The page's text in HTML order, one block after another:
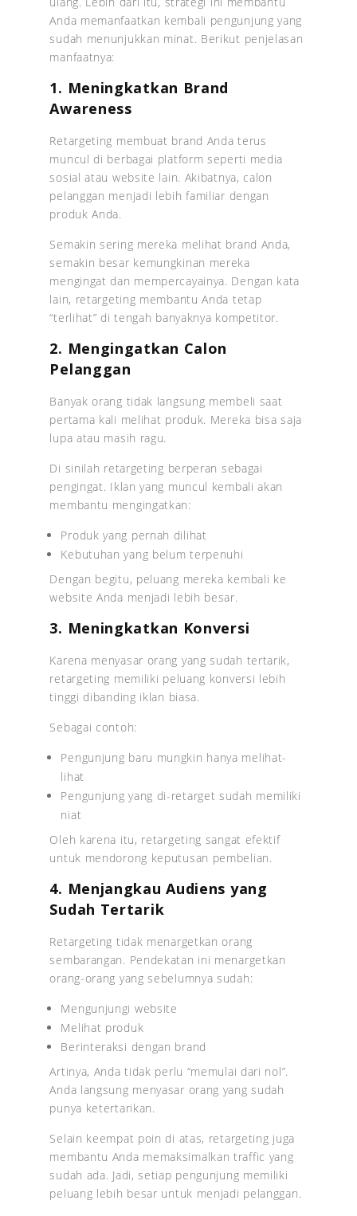
Anda memanfaatkan kembali pengunjung yang
sudah menunjukkan minat. Berikut penjelasan
manfaatnya:
1. Meningkatkan Brand
Awareness
Retargeting membuat brand Anda terus
muncul di berbagai platform seperti media
sosial atau website lain. Akibatnya, calon
pelanggan menjadi lebih familiar dengan
produk Anda.
Semakin sering mereka melihat brand Anda,
semakin besar kemungkinan mereka
mengingat dan mempercayainya. Dengan kata
lain, retargeting membantu Anda tetap
“terlihat” di tengah banyaknya kompetitor.
2. Mengingatkan Calon
Pelanggan
Banyak orang tidak langsung membeli saat
pertama kali melihat produk. Mereka bisa saja
lupa atau masih ragu.
Di sinilah retargeting berperan sebagai
pengingat. Iklan yang muncul kembali akan
membantu mengingatkan:
Produk yang pernah dilihat
Kebutuhan yang belum terpenuhi
Dengan begitu, peluang mereka kembali ke
website Anda menjadi lebih besar.
3. Meningkatkan Konversi
Karena menyasar orang yang sudah tertarik,
retargeting memiliki peluang konversi lebih
tinggi dibanding iklan biasa.
Sebagai contoh:
Pengunjung baru mungkin hanya melihat-
lihat
Pengunjung yang di-retarget sudah memiliki
niat
Oleh karena itu, retargeting sangat efektif
untuk mendorong keputusan pembelian.
4. Menjangkau Audiens yang
Sudah Tertarik
Retargeting tidak menargetkan orang
sembarangan. Pendekatan ini menargetkan
orang-orang yang sebelumnya sudah:
Mengunjungi website
Melihat produk
Berinteraksi dengan brand
Artinya, Anda tidak perlu “memulai dari nol”.
Anda langsung menyasar orang yang sudah
punya ketertarikan.
Selain keempat poin di atas, retargeting juga
membantu Anda memaksimalkan traffic yang
sudah ada. Jadi, setiap pengunjung memiliki
peluang lebih besar untuk menjadi pelanggan.